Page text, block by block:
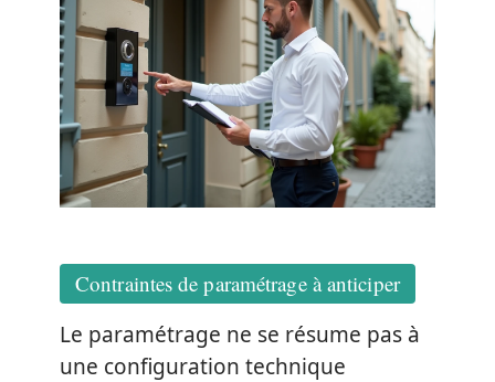
Contraintes de paramétrage à anticiper
Le paramétrage ne se résume pas à
une configuration technique